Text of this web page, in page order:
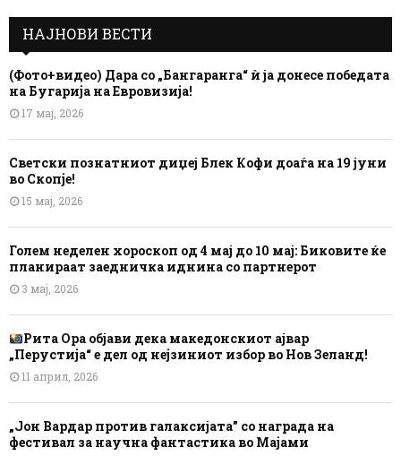
НАЈНОВИ ВЕСТИ
(Фото+видео) Дара со „Бангаранга“ ѝ ја донесе победата
на Бугарија на Евровизија!
17 мај, 2026
Светски познатниот диџеј Блек Кофи доаѓа на 19 јуни
во Скопје!
15 мај, 2026
Голем неделен хороскоп од 4 мај до 10 мај: Биковите ќе
планираат заедничка иднина со партнерот
3 мај, 2026
Рита Ора објави дека македонскиот ајвар
„Перустија“ е дел од нејзиниот избор во Нов Зеланд!
11 април, 2026
„Јон Вардар против галаксијата” со награда на
фестивал за научна фантастика во Мајами